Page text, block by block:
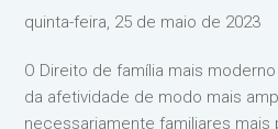
quinta-feira, 25 de maio de 2023
O Direito de família mais
da afetividade de modo mais
necessariamente familiares mais